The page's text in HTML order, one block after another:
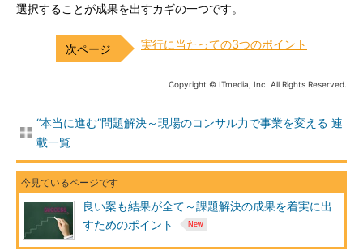
選択することが成果を出すカギの一つです。
実行に当たっての3つのポイント
Copyright © ITmedia, Inc. All Rights Reserved.
“本当に進む”問題解決～現場のコンサル力で事業を変える 連
載一覧
良い案も結果が全て～課題解決の成果を着実に出
すためのポイント